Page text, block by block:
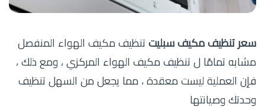
سعر تنظيف مكيف سبليت تنظيف مكيف الهواء المنفصل
مشابه تمامًا ل تنظيف مكيف الهواء المركزي ، ومع ذلك ،
فإن العملية ليست معقدة ، مما يجعل من السهل تنظيف
وحدتك وصيانتها